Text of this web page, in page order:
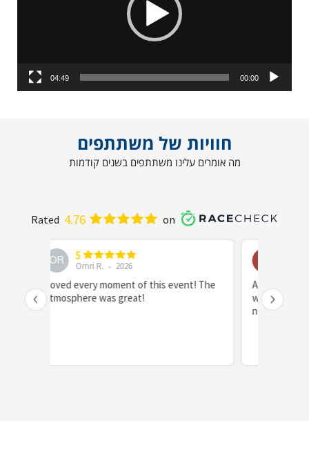
00:00
04:49
חוויות של משתתפים
מה אומרים עלינו משתתפים בשנים קודמות